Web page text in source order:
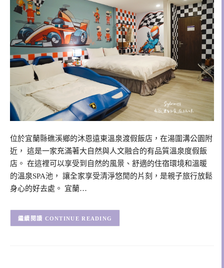
位於宜蘭縣礁溪鄉的沐恩遠東溫泉渡假飯店，在湯圍溝公園附
近， 這是一家充滿著大自然與人文融合的有品質溫泉度假飯
店。 在這裡可以享受到自然的風景、舒適的住宿環境和溫暖
的溫泉SPA池， 讓全家享受清淨悠閒的片刻，是親子旅行放鬆
身心的好去處。 宜蘭…
CONTINUE READING